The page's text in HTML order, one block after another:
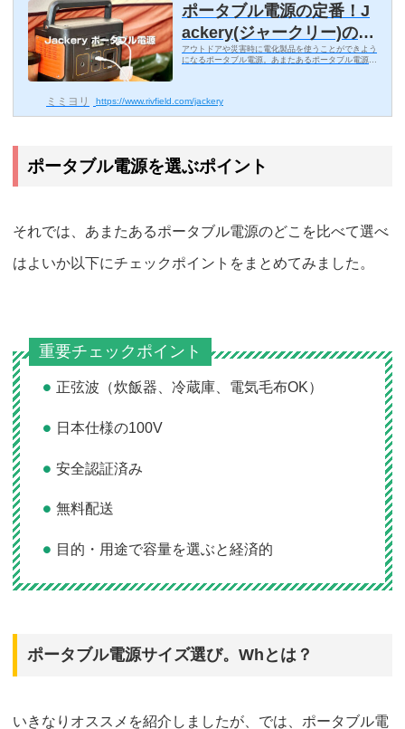
ポータブル電源の定番！J
ackery(ジャークリー)のオ
ススメの理由とレビュー。
「ジャクリ」です。
アウトドアや災害時に電化製品を使うことができよう
になるポータブル電源。あまたあるポータブル電源の
ミミヨリ https://www.rivfield.com/jackery
ポータブル電源を選ぶポイント
それでは、あまたあるポータブル電源のどこを比べて選べ
はよいか以下にチェックポイントをまとめてみました。
重要チェックポイント
正弦波（炊飯器、冷蔵庫、電気毛布OK）
日本仕様の100V
安全認証済み
無料配送
目的・用途で容量を選ぶと経済的
ポータブル電源サイズ選び。Whとは？
いきなりオススメを紹介しましたが、では、ポータブル電